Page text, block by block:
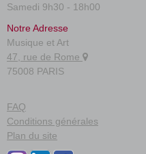
Samedi 9h30 - 18h00
Notre Adresse
Musique et Art
47, rue de Rome
75008 PARIS
FAQ
Conditions générales
Plan du site